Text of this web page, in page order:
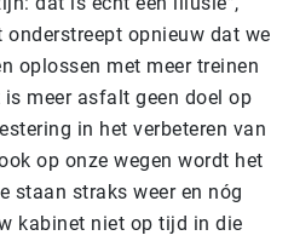
onderstreept opnieuw dat we
oplossen met meer treinen
meer asfalt geen doel op
in het verbeteren van
op onze wegen wordt het
staan straks weer en nóg
kabinet niet op tijd in die